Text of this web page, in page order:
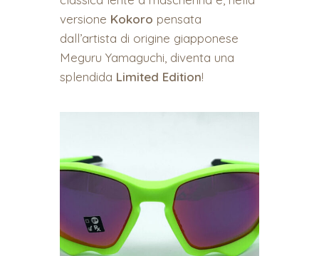
versione Kokoro pensata
dall’artista di origine giapponese
Meguru Yamaguchi, diventa una
splendida Limited Edition!